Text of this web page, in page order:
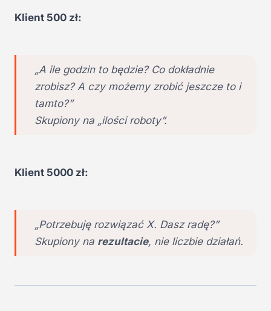
Klient 500 zł:
„A ile godzin to będzie? Co dokładnie
zrobisz? A czy możemy zrobić jeszcze to i
tamto?”
Skupiony na „ilości roboty”.
Klient 5000 zł:
„Potrzebuję rozwiązać X. Dasz radę?”
Skupiony na rezultacie, nie liczbie działań.